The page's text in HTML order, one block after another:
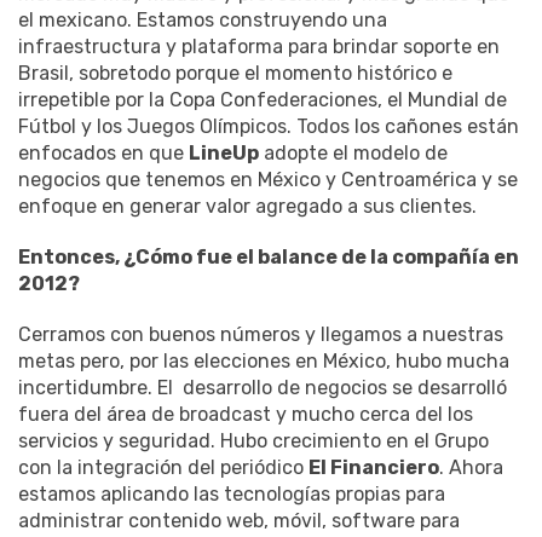
el mexicano. Estamos construyendo una
infraestructura y plataforma para brindar soporte en
Brasil, sobretodo porque el momento histórico e
irrepetible por la Copa Confederaciones, el Mundial de
Fútbol y los Juegos Olímpicos. Todos los cañones están
enfocados en que LineUp adopte el modelo de
negocios que tenemos en México y Centroamérica y se
enfoque en generar valor agregado a sus clientes.
Entonces, ¿Cómo fue el balance de la compañía en
2012?
Cerramos con buenos números y llegamos a nuestras
metas pero, por las elecciones en México, hubo mucha
incertidumbre. El desarrollo de negocios se desarrolló
fuera del área de broadcast y mucho cerca del los
servicios y seguridad. Hubo crecimiento en el Grupo
con la integración del periódico El Financiero. Ahora
estamos aplicando las tecnologías propias para
administrar contenido web, móvil, software para